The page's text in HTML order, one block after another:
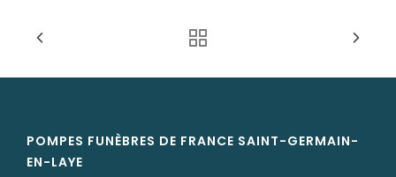
POMPES FUNÈBRES DE FRANCE SAINT-GERMAIN-
EN-LAYE